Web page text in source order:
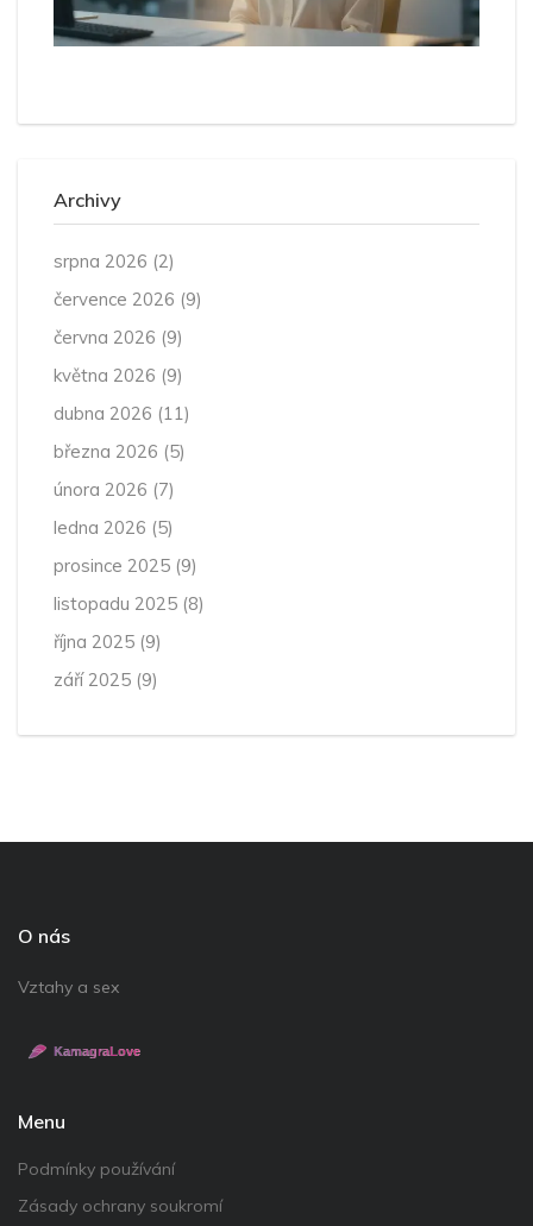
Archivy
srpna 2026 (2)
července 2026 (9)
června 2026 (9)
května 2026 (9)
dubna 2026 (11)
března 2026 (5)
února 2026 (7)
ledna 2026 (5)
prosince 2025 (9)
listopadu 2025 (8)
října 2025 (9)
září 2025 (9)
O nás
Vztahy a sex
Menu
Podmínky používání
Zásady ochrany soukromí